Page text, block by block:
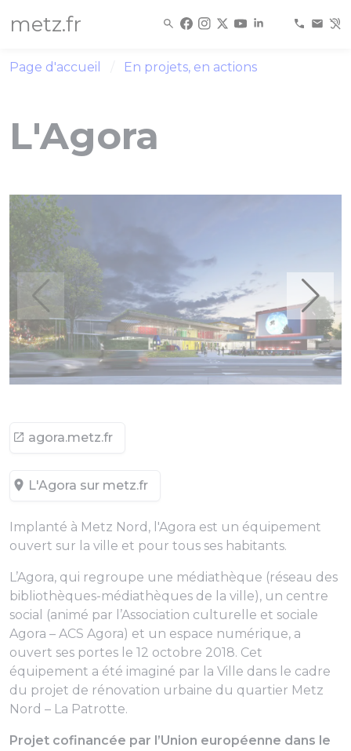
metz.fr
Page d'accueil En projets, en actions
L'Agora
agora.metz.fr
L'Agora sur metz.fr
Implanté à Metz Nord, l'Agora est un équipement
ouvert sur la ville et pour tous ses habitants.
L’Agora, qui regroupe une médiathèque (réseau des
bibliothèques-médiathèques de la ville), un centre
social (animé par l’Association culturelle et sociale
Agora – ACS Agora) et un espace numérique, a
ouvert ses portes le 12 octobre 2018. Cet
équipement a été imaginé par la Ville dans le cadre
du projet de rénovation urbaine du quartier Metz
Nord – La Patrotte.
Projet cofinancée par l’Union européenne dans le